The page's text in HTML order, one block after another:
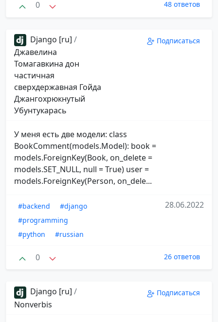
0 48 ответов
Django [ru] /
Джавелина
Томагавкина дон
частичная
сверхдержавная Гойда
Джангохрюкнутый
Убунтукарась
Подписаться
У меня есть две модели: class
BookComment(models.Model): book =
models.ForeignKey(Book, on_delete =
models.SET_NULL, null = True) user =
models.ForeignKey(Person, on_dele...
#backend
#django
#programming
#python
#russian
28.06.2022
0 26 ответов
Django [ru] /
Nonverbis
Подписаться